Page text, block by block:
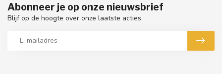
Abonneer je op onze nieuwsbrief
Blijf op de hoogte over onze laatste acties